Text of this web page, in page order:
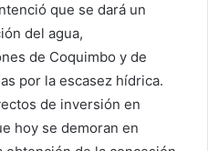
que se dará un
del agua,
de Coquimbo y de
por la escasez hídrica.
de inversión en
hoy se demoran en